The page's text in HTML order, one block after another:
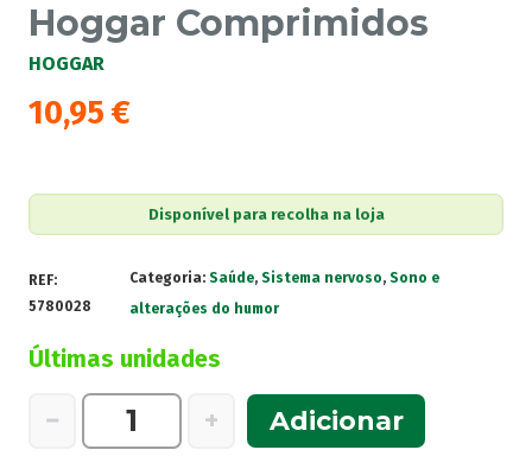
Hoggar Comprimidos
HOGGAR
10,95 €
Disponível para recolha na loja
REF:
5780028
Categoria:Saúde,Sistema nervoso,Sono e
alterações do humor
Últimas unidades
−
Quantidade
+ Adicionar